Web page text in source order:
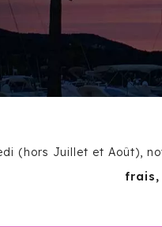
(hors Juillet et Août),
frais,